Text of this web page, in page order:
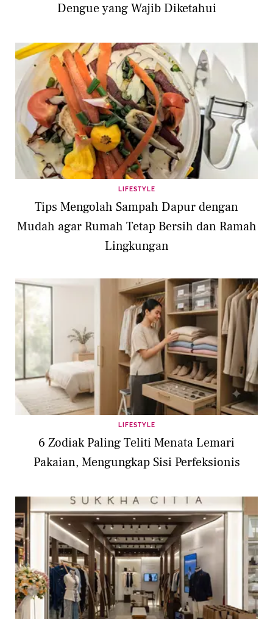
Dengue yang Wajib Diketahui
LIFESTYLE
Tips Mengolah Sampah Dapur dengan
Mudah agar Rumah Tetap Bersih dan Ramah
Lingkungan
LIFESTYLE
6 Zodiak Paling Teliti Menata Lemari
Pakaian, Mengungkap Sisi Perfeksionis